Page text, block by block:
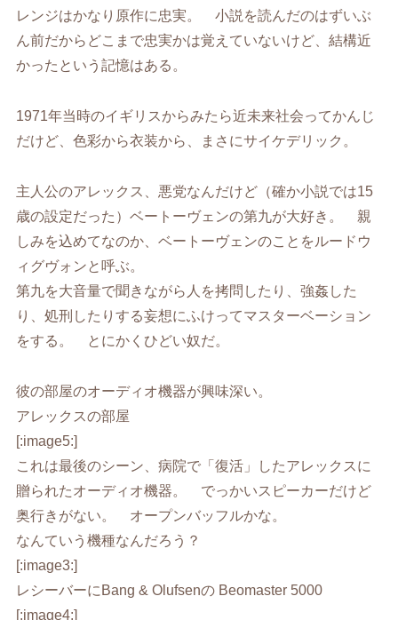
レンジはかなり原作に忠実。 小説を読んだのはずいぶ
ん前だからどこまで忠実かは覚えていないけど、結構近
かったという記憶はある。
1971年当時のイギリスからみたら近未来社会ってかんじ
だけど、色彩から衣装から、まさにサイケデリック。
主人公のアレックス、悪党なんだけど（確か小説では15
歳の設定だった）ベートーヴェンの第九が大好き。 親
しみを込めてなのか、ベートーヴェンのことをルードウ
ィグヴォンと呼ぶ。
第九を大音量で聞きながら人を拷問したり、強姦した
り、処刑したりする妄想にふけってマスターベーション
をする。 とにかくひどい奴だ。
彼の部屋のオーディオ機器が興味深い。
アレックスの部屋
[:image5:]
これは最後のシーン、病院で「復活」したアレックスに
贈られたオーディオ機器。 でっかいスピーカーだけど
奥行きがない。 オープンバッフルかな。
なんていう機種なんだろう？
[:image3:]
レシーバーにBang & Olufsenの Beomaster 5000
[:image4:]